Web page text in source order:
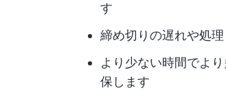
す
締め切りの遅れや処
より少ない時間でよ
保します